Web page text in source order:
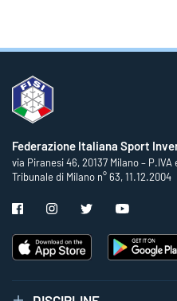
Federazione Italiana Sport
via Piranesi 46, 20137 Milano –
Tribunale di Milano n° 63, 11.12.2004